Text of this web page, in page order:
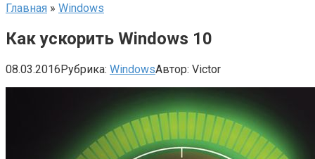
Главная » Windows
Как ускорить Windows 10
08.03.2016Рубрика: WindowsАвтор: Victor